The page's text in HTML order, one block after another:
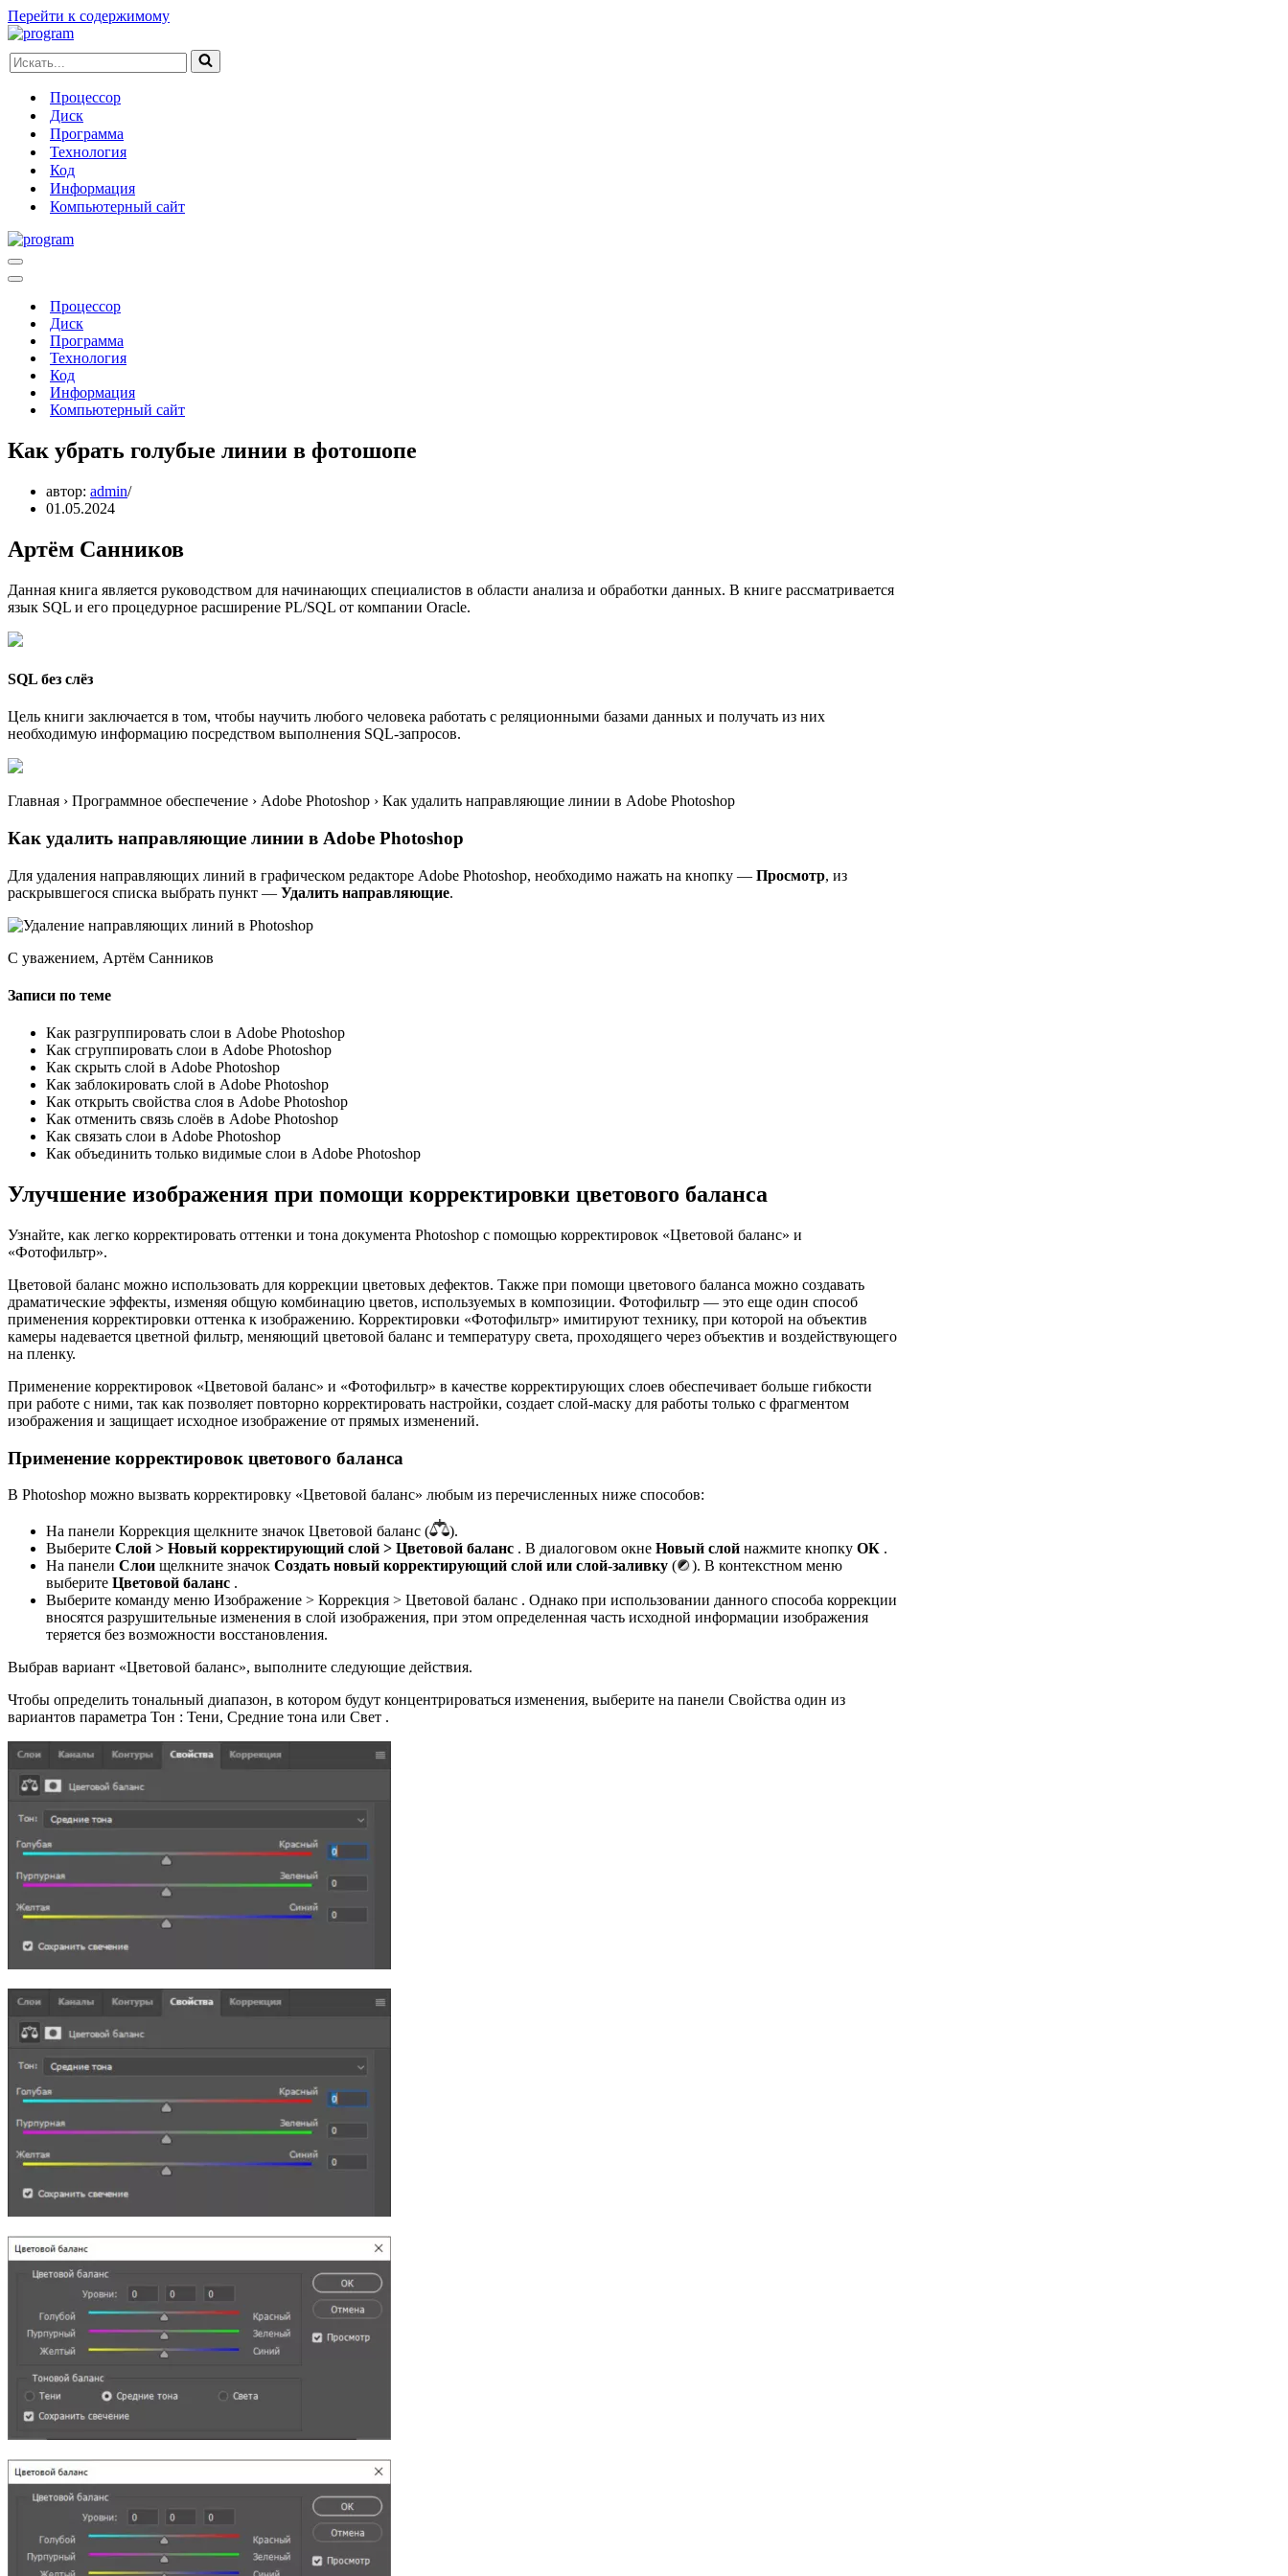
Перейти к содержимому
Искать...
Процессор
Диск
Программа
Технология
Код
Информация
Компьютерный сайт
Меню
навигации
Меню
навигацииПроцессор
Диск
Программа
Технология
Код
Информация
Компьютерный сайт
Как убрать голубые линии в фотошопе
автор: admin
01.05.2024
Артём Санников
Данная книга является руководством для начинающих специалистов в области анализа и обработки данных. В книге рассматривается
язык SQL и его процедурное расширение PL/SQL от компании Oracle.
SQL без слёз
Цель книги заключается в том, чтобы научить любого человека работать с реляционными базами данных и получать из них
необходимую информацию посредством выполнения SQL-запросов.
Главная › Программное обеспечение › Adobe Photoshop › Как удалить направляющие линии в Adobe Photoshop
Как удалить направляющие линии в Adobe Photoshop
Для удаления направляющих линий в графическом редакторе Adobe Photoshop, необходимо нажать на кнопку — Просмотр, из
раскрывшегося списка выбрать пункт — Удалить направляющие.
С уважением, Артём Санников
Записи по теме
Как разгруппировать слои в Adobe Photoshop
Как сгруппировать слои в Adobe Photoshop
Как скрыть слой в Adobe Photoshop
Как заблокировать слой в Adobe Photoshop
Как открыть свойства слоя в Adobe Photoshop
Как отменить связь слоёв в Adobe Photoshop
Как связать слои в Adobe Photoshop
Как объединить только видимые слои в Adobe Photoshop
Улучшение изображения при помощи корректировки цветового баланса
Узнайте, как легко корректировать оттенки и тона документа Photoshop с помощью корректировок «Цветовой баланс» и
«Фотофильтр».
Цветовой баланс можно использовать для коррекции цветовых дефектов. Также при помощи цветового баланса можно создавать
драматические эффекты, изменяя общую комбинацию цветов, используемых в композиции. Фотофильтр — это еще один способ
применения корректировки оттенка к изображению. Корректировки «Фотофильтр» имитируют технику, при которой на объектив
камеры надевается цветной фильтр, меняющий цветовой баланс и температуру света, проходящего через объектив и воздействующего
на пленку.
Применение корректировок «Цветовой баланс» и «Фотофильтр» в качестве корректирующих слоев обеспечивает больше гибкости
при работе с ними, так как позволяет повторно корректировать настройки, создает слой-маску для работы только с фрагментом
изображения и защищает исходное изображение от прямых изменений.
Применение корректировок цветового баланса
В Photoshop можно вызвать корректировку «Цветовой баланс» любым из перечисленных ниже способов:
На панели Коррекция щелкните значок Цветовой баланс (
).
Выберите Слой > Новый корректирующий слой > Цветовой баланс . В диалоговом окне Новый слой нажмите кнопку ОК .
На панели Слои щелкните значок Создать новый корректирующий слой или слой-заливку (
). В контекстном меню
выберите Цветовой баланс .
Выберите команду меню Изображение > Коррекция > Цветовой баланс . Однако при использовании данного способа коррекции
вносятся разрушительные изменения в слой изображения, при этом определенная часть исходной информации изображения
теряется без возможности восстановления.
Выбрав вариант «Цветовой баланс», выполните следующие действия.
Чтобы определить тональный диапазон, в котором будут концентрироваться изменения, выберите на панели Свойства один из
вариантов параметра Тон : Тени, Средние тона или Свет .